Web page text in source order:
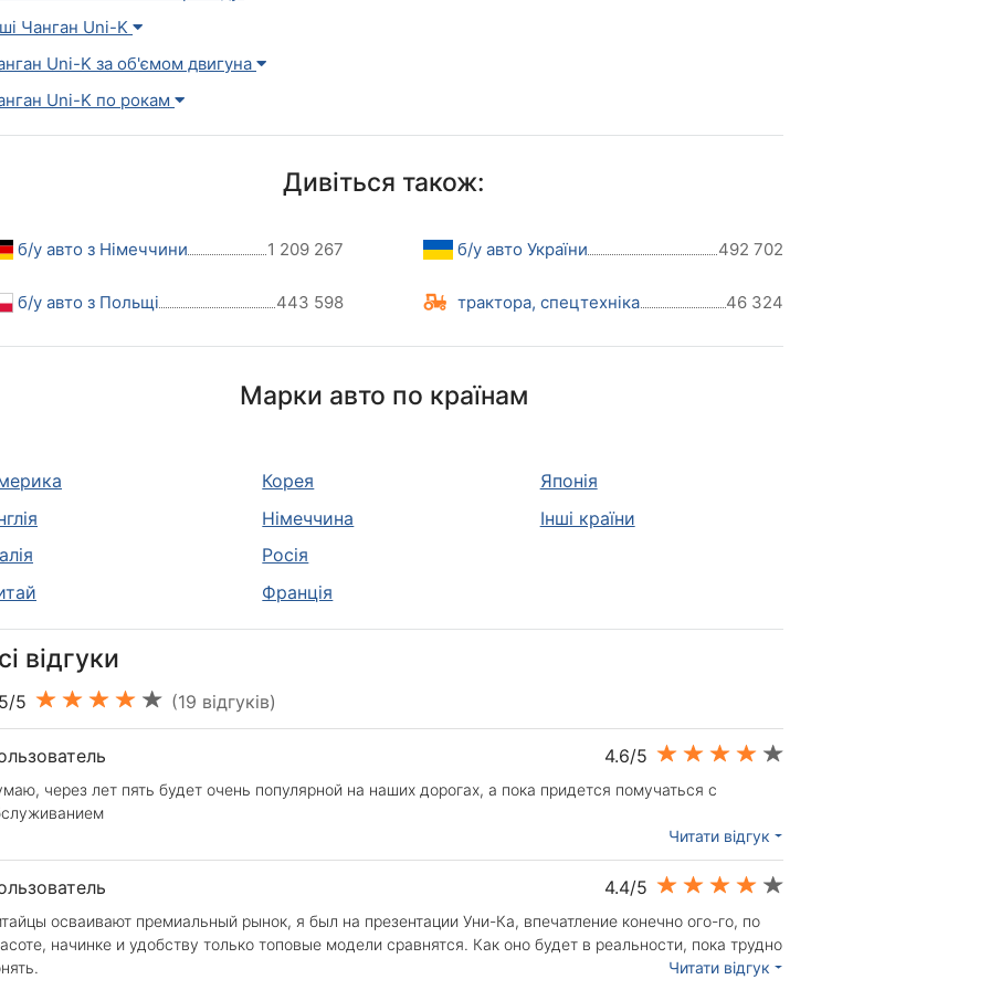
Чанган Uni-K
Uni-K за об'ємом двигуна
Uni-K по рокам
Дивіться також:
б/у авто з Німеччини 1 209 267
б/у авто з Польщі 443 598
б/у авто України 492 702
трактора, спецтехніка 46 324
Марки авто по країнам
Корея
Німеччина
Росія
Франція
Японія
Інші країни
відгуки
5 (19 відгуків)
4.6/5
через лет пять будет очень популярной на наших дорогах, а пока придется помучаться с
Читати відгук
4.4/5
осваивают премиальный рынок, я был на презентации Уни-Ка, впечатление конечно ого-го, по
начинке и удобству только топовые модели сравнятся. Как оно будет в реальности, пока трудно
Читати відгук